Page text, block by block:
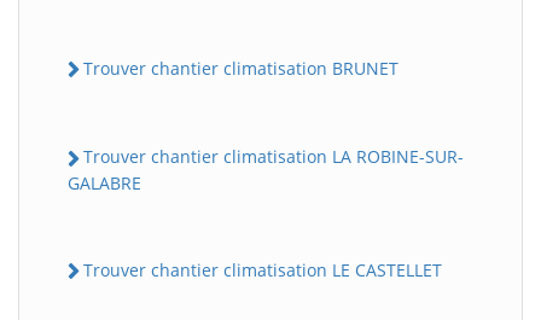
Trouver chantier climatisation BRUNET
Trouver chantier climatisation LA ROBINE-SUR-
GALABRE
Trouver chantier climatisation LE CASTELLET